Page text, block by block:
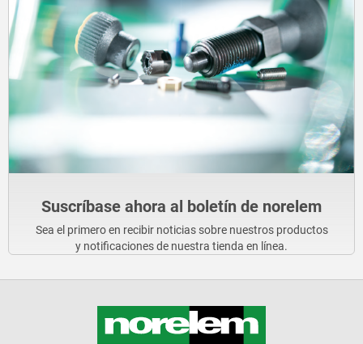
Suscríbase ahora al boletín de norelem
Sea el primero en recibir noticias sobre nuestros productos
y notificaciones de nuestra tienda en línea.